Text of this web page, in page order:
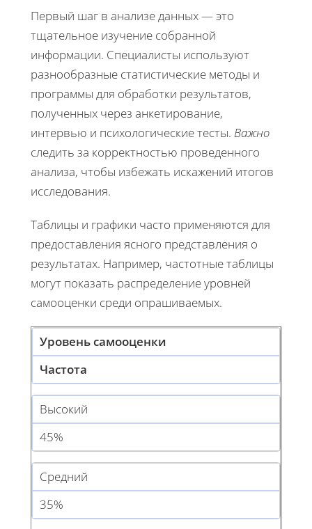
Первый шаг в анализе данных — это
тщательное изучение собранной
информации. Специалисты используют
разнообразные статистические методы и
программы для обработки результатов,
полученных через анкетирование,
интервью и психологические тесты. Важно
следить за корректностью проведенного
анализа, чтобы избежать искажений итогов
исследования.
Таблицы и графики часто применяются для
предоставления ясного представления о
результатах. Например, частотные таблицы
могут показать распределение уровней
самооценки среди опрашиваемых.
Уровень самооценки
Частота
Высокий
45%
Средний
35%